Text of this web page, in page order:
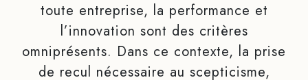
toute entreprise, la performance et
l’innovation sont des critères
omniprésents. Dans ce contexte, la prise
de recul nécessaire au scepticisme,